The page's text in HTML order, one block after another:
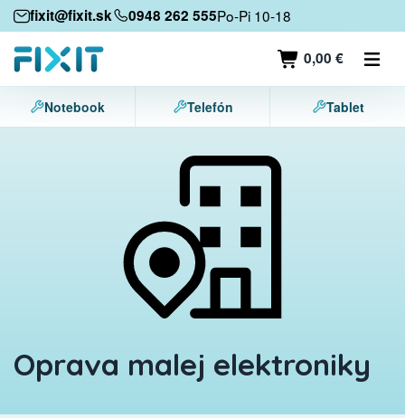
fixit@fixit.sk 0948 262 555Po-Pi 10-18
0,00 €
Mobilné zariadenia
Mobilné telefóny
Tablety
Notebook Telefón Tablet
Oprava malej elektroniky